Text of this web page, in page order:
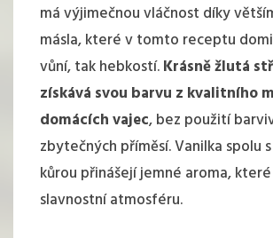
má výjimečnou vláčnost díky
másla, které v tomto receptu
vůní, tak hebkostí.Krásně žlutá
získává svou barvu z kvalitního
domácích vajec, bez použití
zbytečných příměsí. Vanilka spolu
kůrou přinášejí jemné aroma,
slavnostní atmosféru.